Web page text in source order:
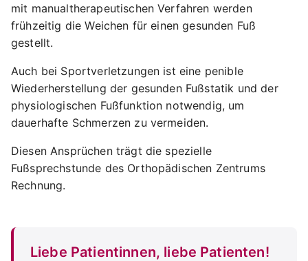
mit manualtherapeutischen Verfahren werden
frühzeitig die Weichen für einen gesunden Fuß
gestellt.
Auch bei Sportverletzungen ist eine penible
Wiederherstellung der gesunden Fußstatik und der
physiologischen Fußfunktion notwendig, um
dauerhafte Schmerzen zu vermeiden.
Diesen Ansprüchen trägt die spezielle
Fußsprechstunde des Orthopädischen Zentrums
Rechnung.
Liebe Patientinnen, liebe Patienten!